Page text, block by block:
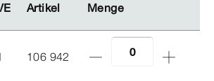
Artikel Menge
Artikel Menge
106 942